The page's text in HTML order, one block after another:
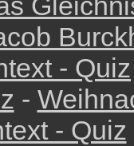
- Quiz
-
- Quiz